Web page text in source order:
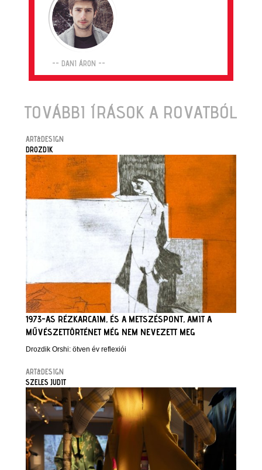
-- DANI ÁRON --
TOVÁBBI ÍRÁSOK A ROVATBÓL
ART&DESIGN
DROZDIK
1973-AS RÉZKARCAIM, ÉS A METSZÉSPONT, AMIT A
MŰVÉSZETTÖRTÉNET MÉG NEM NEVEZETT MEG
Drozdik Orshi: ötven év reflexiói
ART&DESIGN
SZELES JUDIT